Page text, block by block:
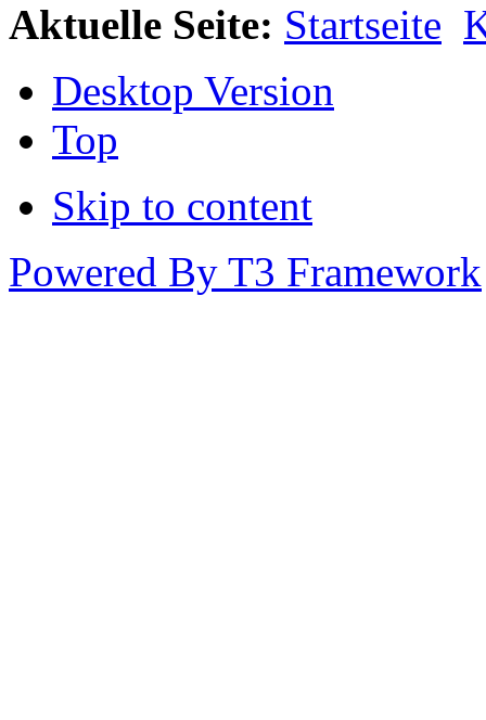
Aktuelle Seite: Startseite
Desktop Version
Top
Skip to content
Powered By T3 Framework